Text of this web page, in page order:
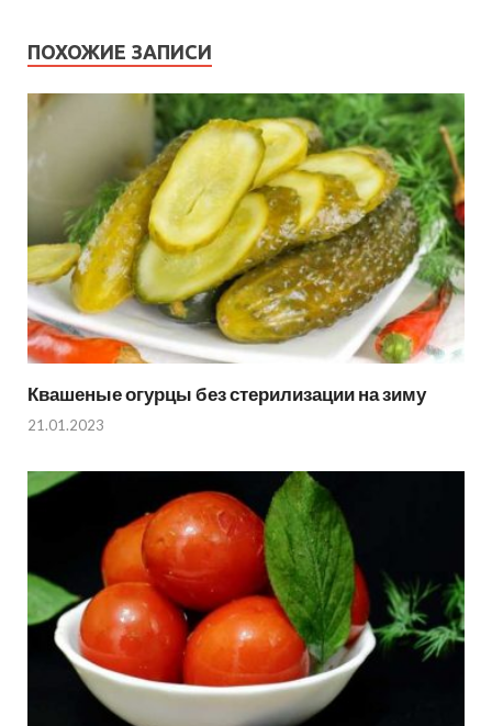
ПОХОЖИЕ ЗАПИСИ
Квашеные огурцы без стерилизации на зиму
21.01.2023